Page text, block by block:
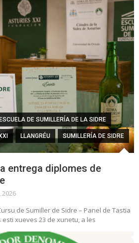
DE SUMILLERÍA DE LA SIDRE
LLANGRÉU SUMILLERÍA DE SIDRE
entrega diplomes de
2026
de Sumiller de Sidre – Panel de Tastia
xueves 23 de xunetu, a les